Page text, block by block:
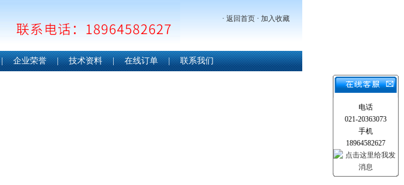
· 返回首页 · 加入收藏
| 企业荣誉 | 技术资料 | 在线订单 | 联系我们
电话
021-20363073
手机
18964582627